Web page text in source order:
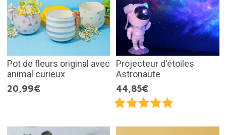
Pot de fleurs original avec
animal curieux
20,99€
Projecteur d'étoiles
Astronaute
44,85€